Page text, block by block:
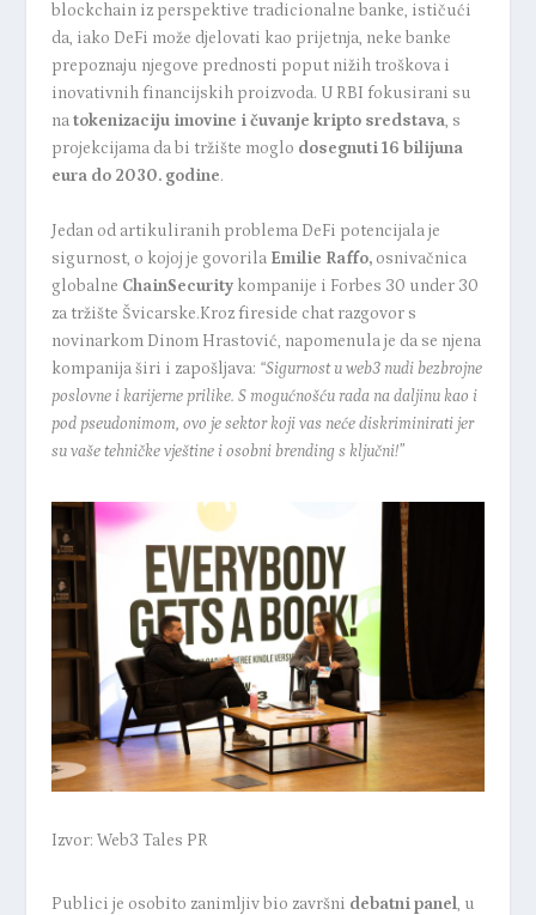
blockchain iz perspektive tradicionalne banke, ističući
da, iako DeFi može djelovati kao prijetnja, neke banke
prepoznaju njegove prednosti poput nižih troškova i
inovativnih financijskih proizvoda. U RBI fokusirani su
natokenizaciju imovine i čuvanje kripto sredstava, s
projekcijama da bi tržište moglo dosegnuti 16 bilijuna
eura do 2030. godine.
Jedan od artikuliranih problema DeFi potencijala je
sigurnost, o kojoj je govorila Emilie Raffo,osnivačnica
globalne ChainSecuritykompanije i Forbes 30 under 30
za tržište Švicarske.Kroz fireside chat razgovor s
novinarkom Dinom Hrastović, napomenula je da se njena
kompanija širi i zapošljava: “Sigurnost u web3 nudi bezbrojne
poslovne i karijerne prilike. S mogućnošću rada na daljinu kao i
pod pseudonimom, ovo je sektor koji vas neće diskriminirati jer
su vaše tehničke vještine i osobni brending s ključni!”
Izvor: Web3 Tales PR
Publici je osobito zanimljiv bio završni debatni panel, u